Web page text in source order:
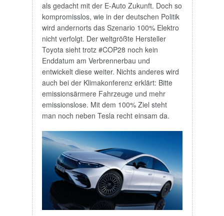
als gedacht mit der E-Auto Zukunft. Doch so
kompromisslos, wie in der deutschen Politik
wird andernorts das Szenario 100% Elektro
nicht verfolgt. Der weltgrößte Hersteller
Toyota sieht trotz #COP28 noch kein
Enddatum am Verbrennerbau und
entwickelt diese weiter. Nichts anderes wird
auch bei der Klimakonferenz erklärt: Bitte
emissionsärmere Fahrzeuge und mehr
emissionslose. Mit dem 100% Ziel steht
man noch neben Tesla recht einsam da.